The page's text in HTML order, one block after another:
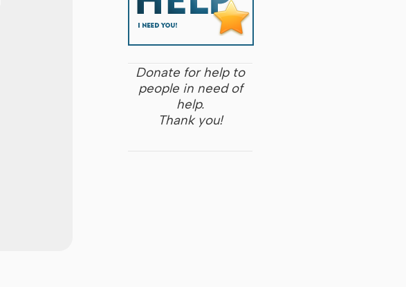
Donate for help to
people in need of
help.
Thank you!